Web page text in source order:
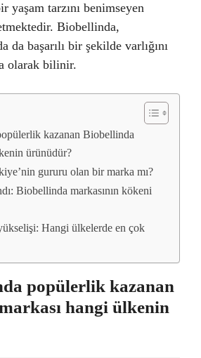
yaşam tarzını benimseyen
Biobellinda,
da başarılı bir şekilde varlığını
olarak bilinir.
kazanan Biobellinda
ürünüdür?
gururu olan bir marka mı?
Biobellinda markasının kökeni
Hangi ülkelerde en çok
popülerlik kazanan
hangi ülkenin